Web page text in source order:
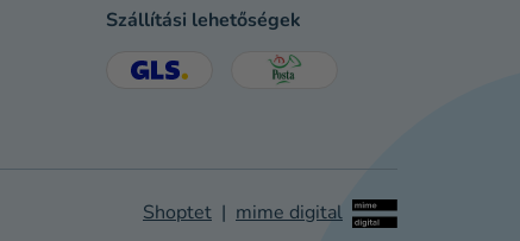
Szállítási lehetőségek
Shoptet | mime digital